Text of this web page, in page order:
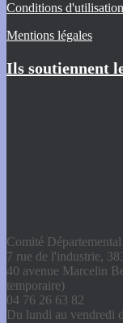
Conditions d'utilisation
Mentions légales
Ils soutiennent
Comité
7 rue de l'industrie,
40 avenue Marcelin
temporaire)
04 76 26 63 82
Du lundi au vendredi